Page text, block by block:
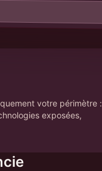
votre périmètre :
exposées,